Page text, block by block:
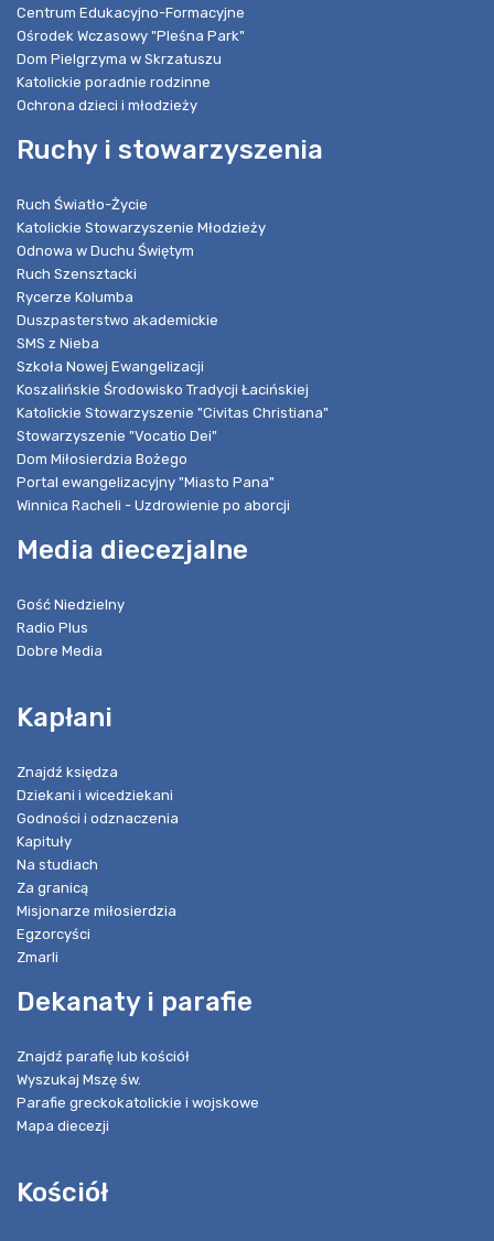
Centrum Edukacyjno-Formacyjne
Ośrodek Wczasowy "Pleśna Park"
Dom Pielgrzyma w Skrzatuszu
Katolickie poradnie rodzinne
Ochrona dzieci i młodzieży
Ruchy i stowarzyszenia
Ruch Światło-Życie
Katolickie Stowarzyszenie Młodzieży
Odnowa w Duchu Świętym
Ruch Szensztacki
Rycerze Kolumba
Duszpasterstwo akademickie
SMS z Nieba
Szkoła Nowej Ewangelizacji
Koszalińskie Środowisko Tradycji Łacińskiej
Katolickie Stowarzyszenie "Civitas Christiana"
Stowarzyszenie "Vocatio Dei"
Dom Miłosierdzia Bożego
Portal ewangelizacyjny "Miasto Pana"
Winnica Racheli - Uzdrowienie po aborcji
Media diecezjalne
Gość Niedzielny
Radio Plus
Dobre Media
Kapłani
Znajdź księdza
Dziekani i wicedziekani
Godności i odznaczenia
Kapituły
Na studiach
Za granicą
Misjonarze miłosierdzia
Egzorcyści
Zmarli
Dekanaty i parafie
Znajdź parafię lub kościół
Wyszukaj Mszę św.
Parafie greckokatolickie i wojskowe
Mapa diecezji
Kościół